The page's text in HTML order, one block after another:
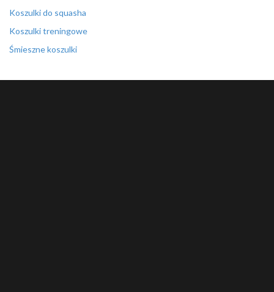
Koszulki do squasha
Koszulki treningowe
Śmieszne koszulki